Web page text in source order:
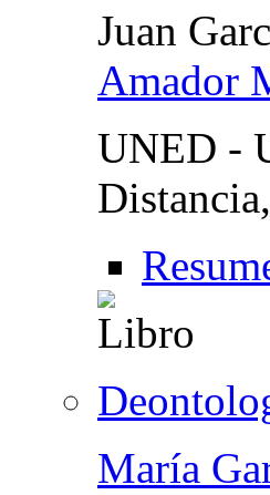
Juan
Amador
UNED -
María